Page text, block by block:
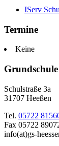
IServ
Termine
Keine
Grundschule
Schulstraße 3a
31707 Heeßen
Tel. 05722
Fax 05722
info(at)gs-